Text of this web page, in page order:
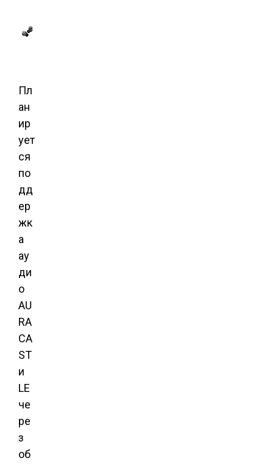
Пл
ан
ир
ует
ся
по
дд
ер
жк
а
ау
ди
о
AU
RA
CA
ST
и
LE
че
ре
з
об